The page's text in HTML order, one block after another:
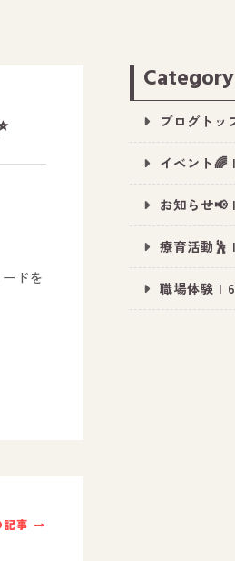
ドを
記事 →
Category
ブログトッ
イベント🌈
お知らせ📢
療育活動🕺
職場体験 | 6